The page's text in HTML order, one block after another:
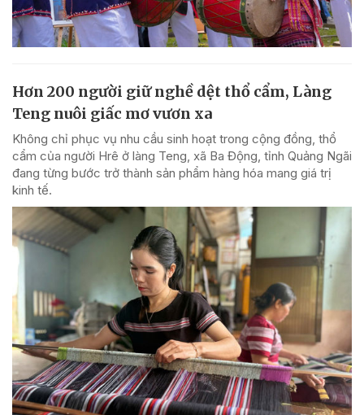
Hơn 200 người giữ nghề dệt thổ cẩm, Làng
Teng nuôi giấc mơ vươn xa
Không chỉ phục vụ nhu cầu sinh hoạt trong cộng đồng, thổ
cẩm của người Hrê ở làng Teng, xã Ba Động, tỉnh Quảng Ngãi
đang từng bước trở thành sản phẩm hàng hóa mang giá trị
kinh tế.